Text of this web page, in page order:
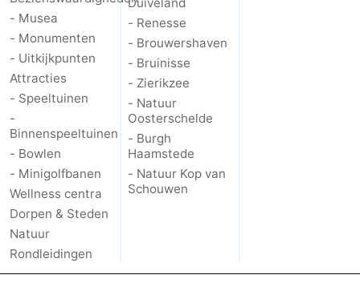
- Musea
- Monumenten
- Uitkijkpunten
Attracties
- Speeltuinen
-
Binnenspeeltuinen
- Bowlen
- Minigolfbanen
Wellness centra
Dorpen & Steden
Natuur
Rondleidingen
- Renesse
- Brouwershaven
- Bruinisse
- Zierikzee
- Natuur
Oosterschelde
- Burgh
Haamstede
- Natuur Kop van
Schouwen